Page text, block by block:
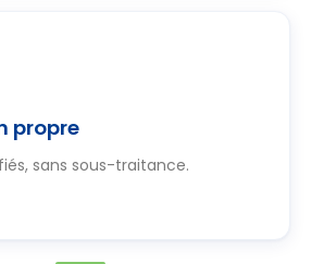
propre
sans sous-traitance.